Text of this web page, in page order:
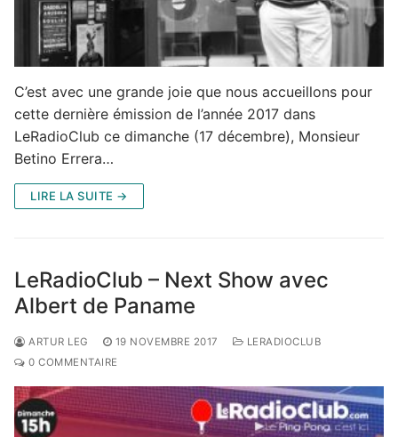
C’est avec une grande joie que nous accueillons pour
cette dernière émission de l’année 2017 dans
LeRadioClub ce dimanche (17 décembre), Monsieur
Betino Errera…
LIRE LA SUITE →
LeRadioClub – Next Show avec
Albert de Paname
ARTUR LEG 19 NOVEMBRE 2017
LERADIOCLUB
0 COMMENTAIRE